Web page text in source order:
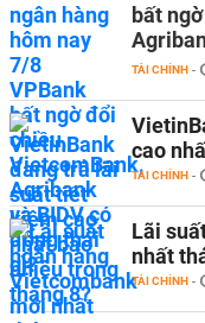
bất
TÀI CHÍNH -
cao
TÀI CHÍNH -
Lãi
nhất
TÀI CHÍNH -